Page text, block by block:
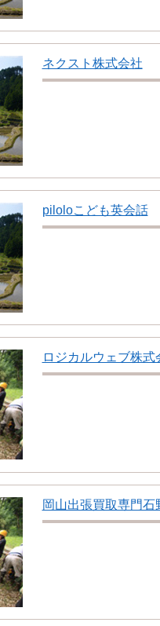
ネクスト株式会社
piloloこども英会話
ロジカルウェブ株式
岡山出張買取専門石